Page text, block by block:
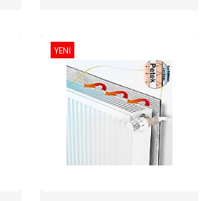
YENİ